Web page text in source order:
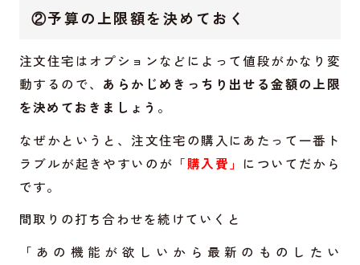
②予算の上限額を決めておく
注文住宅はオプションなどによって値段がかなり変
動するので、 あらかじめきっちり出せる金額の上限
を決めておきましょう 。
なぜかというと、注文住宅の購入にあたって一番ト
ラブルが起きやすいのが 「購入費」 についてだから
です。
間取りの打ち合わせを続けていくと
「あの機能が欲しいから最新のものしたい